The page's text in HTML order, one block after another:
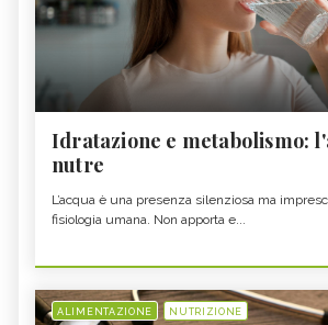
Idratazione e metabolismo:
nutre
L’acqua è una presenza silenziosa ma
fisiologia umana. Non apporta e...
ALIMENTAZIONE NUTRIZIONE